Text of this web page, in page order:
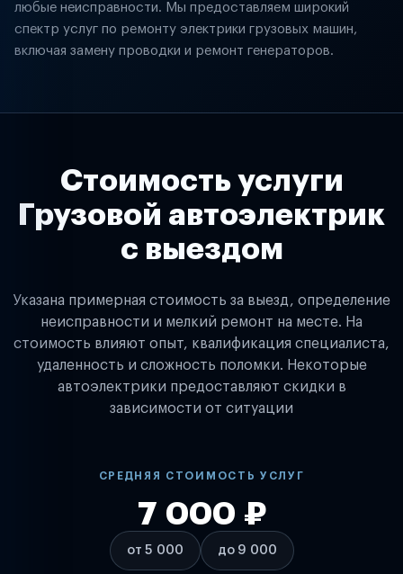
любые неисправности. Мы предоставляем широкий
спектр услуг по ремонту электрики грузовых машин,
включая замену проводки и ремонт генераторов.
Стоимость услуги
Грузовой автоэлектрик
с выездом
Указана примерная стоимость за выезд, определение
неисправности и мелкий ремонт на месте. На
стоимость влияют опыт, квалификация специалиста,
удаленность и сложность поломки. Некоторые
автоэлектрики предоставляют скидки в
зависимости от ситуации
СРЕДНЯЯ СТОИМОСТЬ УСЛУГ
от 5 000
7 000 ₽
до 9 000